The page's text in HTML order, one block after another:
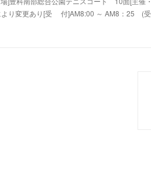
り変更あり[受 付]AM8:00 ～ AM8：25 (